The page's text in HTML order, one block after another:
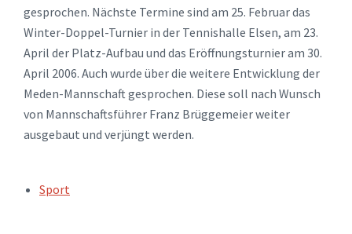
gesprochen. Nächste Termine sind am 25. Februar das
Winter-Doppel-Turnier in der Tennishalle Elsen, am 23.
April der Platz-Aufbau und das Eröffnungsturnier am 30.
April 2006. Auch wurde über die weitere Entwicklung der
Meden-Mannschaft gesprochen. Diese soll nach Wunsch
von Mannschaftsführer Franz Brüggemeier weiter
ausgebaut und verjüngt werden.
TAGS:Sport